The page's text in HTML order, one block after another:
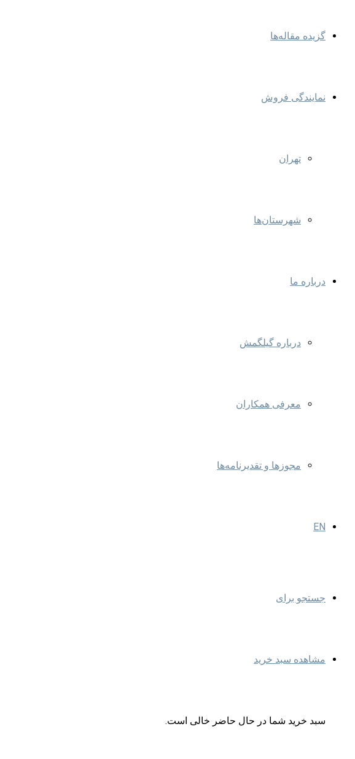
گزیده مقاله‌ها
نمایندگی‌ فروش
تهران
شهرستان‌ها
درباره ما
درباره گیلگمش
معرفی همکاران
مجوزها و تقدیرنامه‌ها
EN
جستجو برای
مشاهده سبد خرید
سبد خرید شما در حال حاضر خالی است.